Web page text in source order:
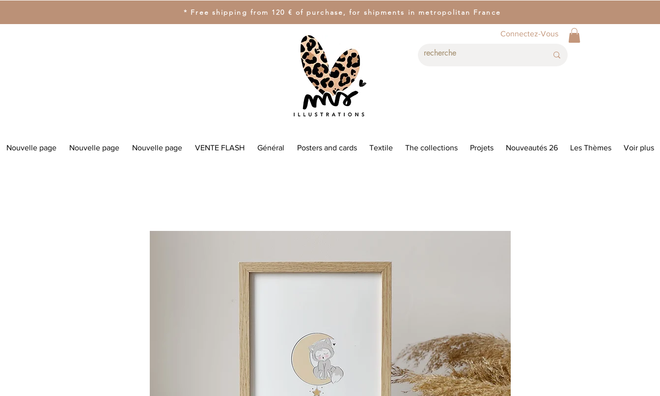
* Free shipping from 120 € of purchase, for shipments in metropolitan France
Connectez-Vous
Nouvelle page Nouvelle page Nouvelle page VENTE FLASH Général Posters and cards Textile The collections Projets Nouveautés 26 Les Thèmes Voir plus